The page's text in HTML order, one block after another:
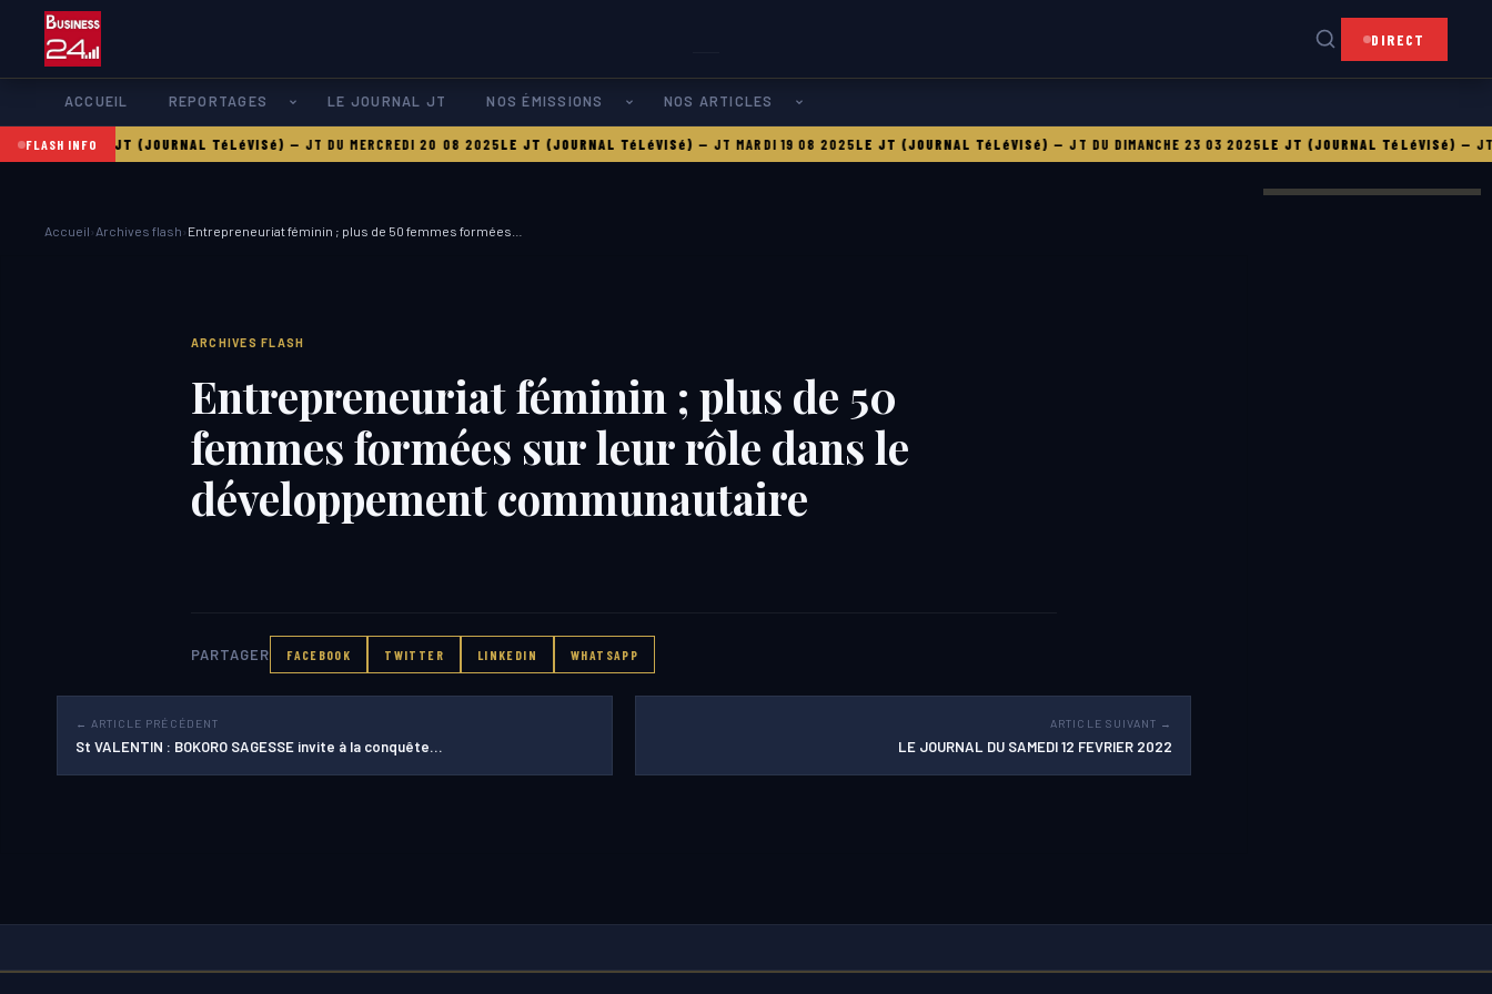
DIRECT
ACCUEIL REPORTAGES LE JOURNAL JT NOS ÉMISSIONS NOS ARTICLES
FLASH INFO
08 2025LE JT (JOURNAL TéLéVISé)— JT DU MERCREDI 20 08 2025LE JT (JOURNAL TéLéVISé)— JT MARDI 19 08 2025LE JT (JOURNAL TéLéVISé)— JT DU DIMANCHE 23 03 2025LE JT (JOURNAL TéLéVISé)— JT
Accueil › Archives flash › Entrepreneuriat féminin ; plus de 50 femmes formées…
ARCHIVES FLASH
Entrepreneuriat féminin ; plus de 50
femmes formées sur leur rôle dans le
développement communautaire
PARTAGER FACEBOOK TWITTER LINKEDIN WHATSAPP
← ARTICLE PRÉCÉDENT
St VALENTIN : BOKORO SAGESSE invite à la conquête…
ARTICLE SUIVANT →
LE JOURNAL DU SAMEDI 12 FEVRIER 2022